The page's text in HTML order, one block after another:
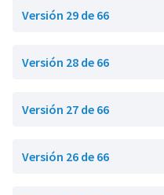
Versión 29 de 66
Versión 28 de 66
Versión 27 de 66
Versión 26 de 66